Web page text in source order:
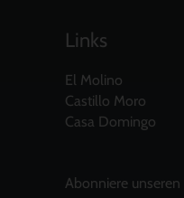
Links
El Molino
Castillo Moro
Casa Domingo
Abonniere unseren